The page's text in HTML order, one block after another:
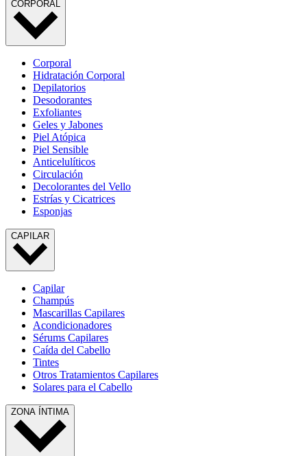
CORPORAL
Corporal
Hidratación Corporal
Depilatorios
Desodorantes
Exfoliantes
Geles y Jabones
Piel Atópica
Piel Sensible
Anticelulíticos
Circulación
Decolorantes del Vello
Estrías y Cicatrices
Esponjas
CAPILAR
Capilar
Champús
Mascarillas Capilares
Acondicionadores
Sérums Capilares
Caída del Cabello
Tintes
Otros Tratamientos Capilares
Solares para el Cabello
ZONA ÍNTIMA